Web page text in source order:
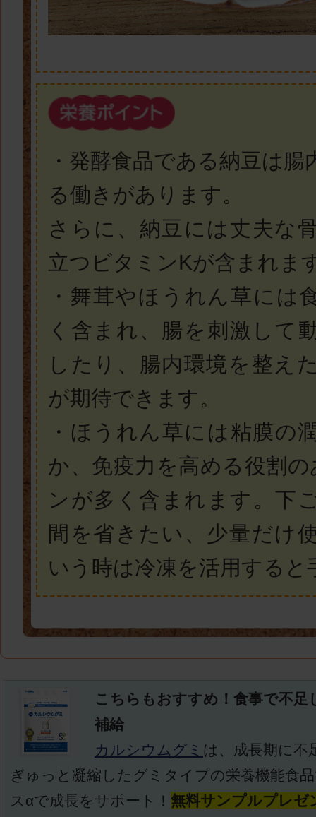
・発酵食品である納豆は腸
る働きがあります。
さらに、納豆には丈夫な
立つビタミンKが含まれま
・舞茸やほうれん草には
く含まれ、腸を刺激して
したり、腸内環境を整え
が期待できます。
・ほうれん草には粘膜の
か、免疫力を高める役割
ンが多く含まれます。下
間を省きたい、少量だけ
いう時は冷凍を活用すると
こちらもおすすめ！食事で不足
補給
カルシウムグミ は、成長期に不
ぎゅっと凝縮したグミタイプの栄養機能食
スαで成長をサポート！ 無料サンプルプレゼ